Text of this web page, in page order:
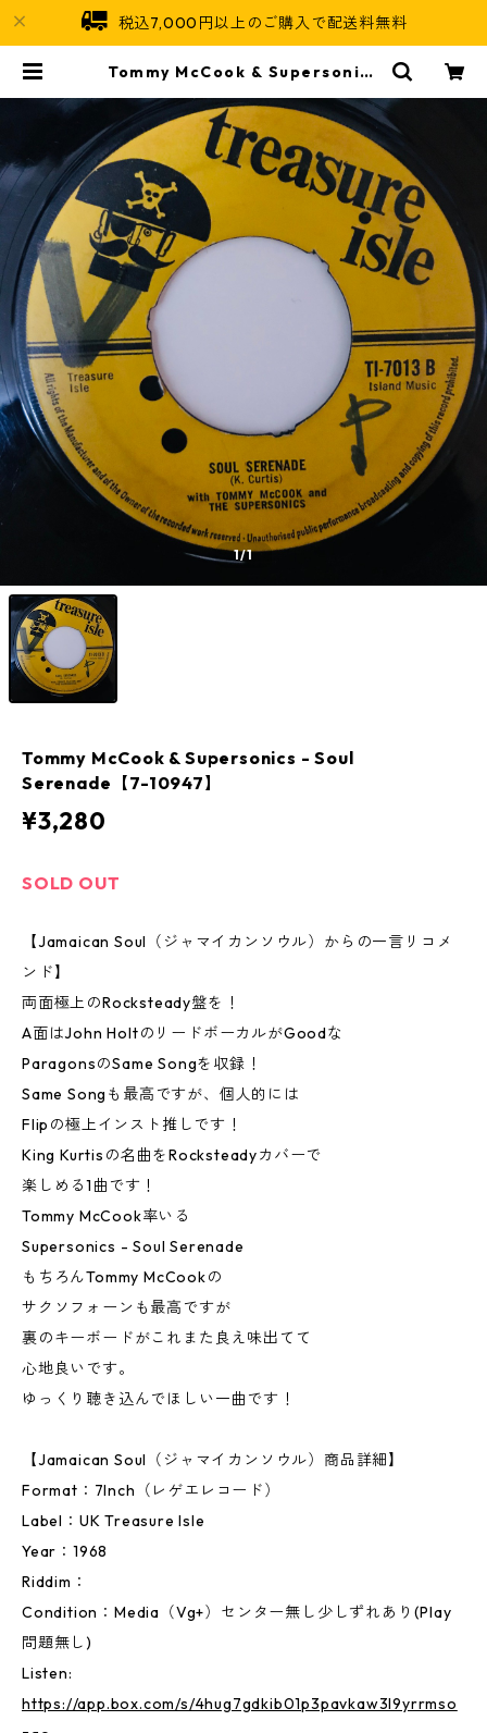
税込7,000円以上のご購入で配送料無料
Tommy McCook & Supersonics
Jamaican Soul
1/1
Tommy McCook & Supersonics - Soul
Serenade【7-10947】
¥3,280
SOLD OUT
【Jamaican Soul（ジャマイカンソウル）からの一言リコメ
ンド】
両面極上のRocksteady盤を！
A面はJohn HoltのリードボーカルがGoodな
ParagonsのSame Songを収録！
Same Songも最高ですが、個人的には
Flipの極上インスト推しです！
King Kurtisの名曲をRocksteadyカバーで
楽しめる1曲です！
Tommy McCook率いる
Supersonics - Soul Serenade
もちろんTommy McCookの
サクソフォーンも最高ですが
裏のキーボードがこれまた良え味出てて
心地良いです。
ゆっくり聴き込んでほしい一曲です！
【Jamaican Soul（ジャマイカンソウル）商品詳細】
Format：7Inch（レゲエレコード）
Label：UK Treasure Isle
Year：1968
Riddim：
Condition：Media（Vg+）センター無し少しずれあり(Play
問題無し)
Listen:
https://app.box.com/s/4hug7gdkib01p3pavkaw3l9yrrmso